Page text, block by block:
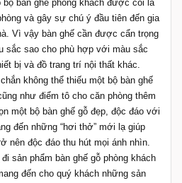
bàn ghế phòng khách được coi là
và gây sự chú ý đầu tiên đến gia
Vì vậy bàn ghế cần được cẩn trọng
sắc sao cho phù hợp với màu sắc
bị và đồ trang trí nội thất khác.
không thể thiếu một bộ bàn ghế
như điểm tô cho căn phòng thêm
một bộ bàn ghế gỗ đẹp, độc đáo với
đến những “hơi thở” mới lạ giúp
nên độc đáo thu hút mọi ánh nhìn.
sản phẩm bàn ghế gỗ phòng khách
đến cho quý khách những sản